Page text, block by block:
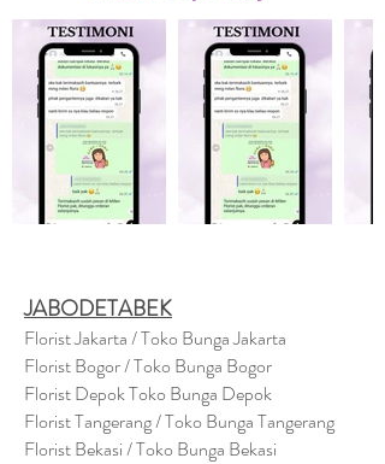
JABODETABEK
Florist Jakarta / Toko Bunga Jakarta
Florist Bogor / Toko Bunga Bogor
Florist Depok Toko Bunga Depok
Florist Tangerang / Toko Bunga Tangerang
Florist Bekasi / Toko Bunga Bekasi